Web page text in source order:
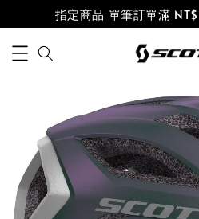
指定商品 單筆訂單滿